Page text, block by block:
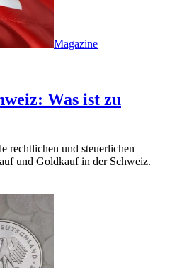
Magazine
Was ist zu
rechtlichen und steuerlichen
und Goldkauf in der Schweiz.